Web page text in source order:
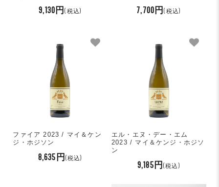
9,130円(税込) 7,700円(税込)
ファイア 2023 / マイ＆ケン
ジ・ホジソン
8,635円 (税込)
エル・エヌ・デー・エム
2023 / マイ＆ケンジ・ホジソ
ン
9,185円 (税込)